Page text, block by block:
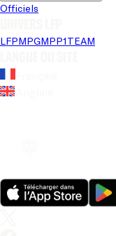
Officiels
LFPMPGMPP1TEAM